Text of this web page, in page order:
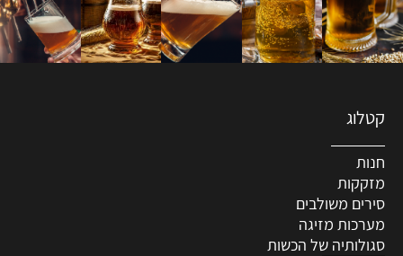
קטלוג
חנות
מזקקות
סירים משולבים
מערכות מזיגה
סגולותיה של הכשות